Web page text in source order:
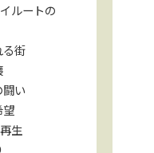
ルートの
る街
い
望
生